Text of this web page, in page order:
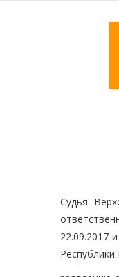
Судья
22.09.2017